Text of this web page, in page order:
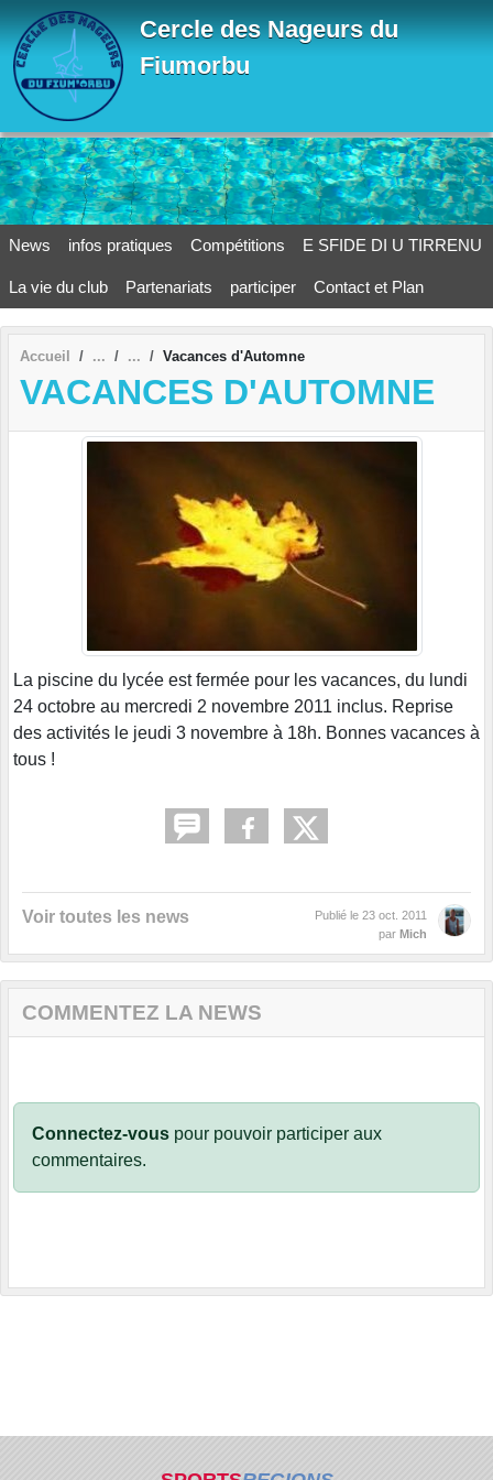
Cercle des Nageurs du
Fiumorbu
News infos pratiques Compétitions E SFIDE DI U TIRRENU
La vie du club Partenariats participer Contact et Plan
Accueil Vacances d'Automne
VACANCES D'AUTOMNE
La piscine du lycée est fermée pour les vacances, du lundi
24 octobre au mercredi 2 novembre 2011 inclus. Reprise
des activités le jeudi 3 novembre à 18h. Bonnes vacances à
tous !
Voir toutes les news Publié le 23 oct. 2011
par Mich
COMMENTEZ LA NEWS
Connectez-vous pour pouvoir participer aux
commentaires.
Panneau de gestion des cookies